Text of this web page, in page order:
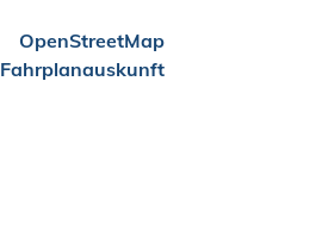
OpenStreetMap
Fahrplanauskunft